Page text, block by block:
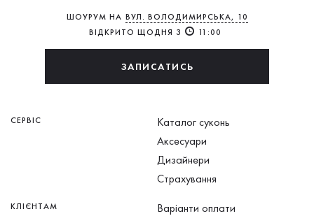
ШОУРУМ НА ВУЛ. ВОЛОДИМИРСЬКА, 10
ВІДКРИТО ЩОДНЯ З
11:00
ЗАПИСАТИСЬ
СЕРВІС
Каталог суконь
Аксесуари
Дизайнери
Страхування
КЛІЄНТАМ
Варіанти оплати